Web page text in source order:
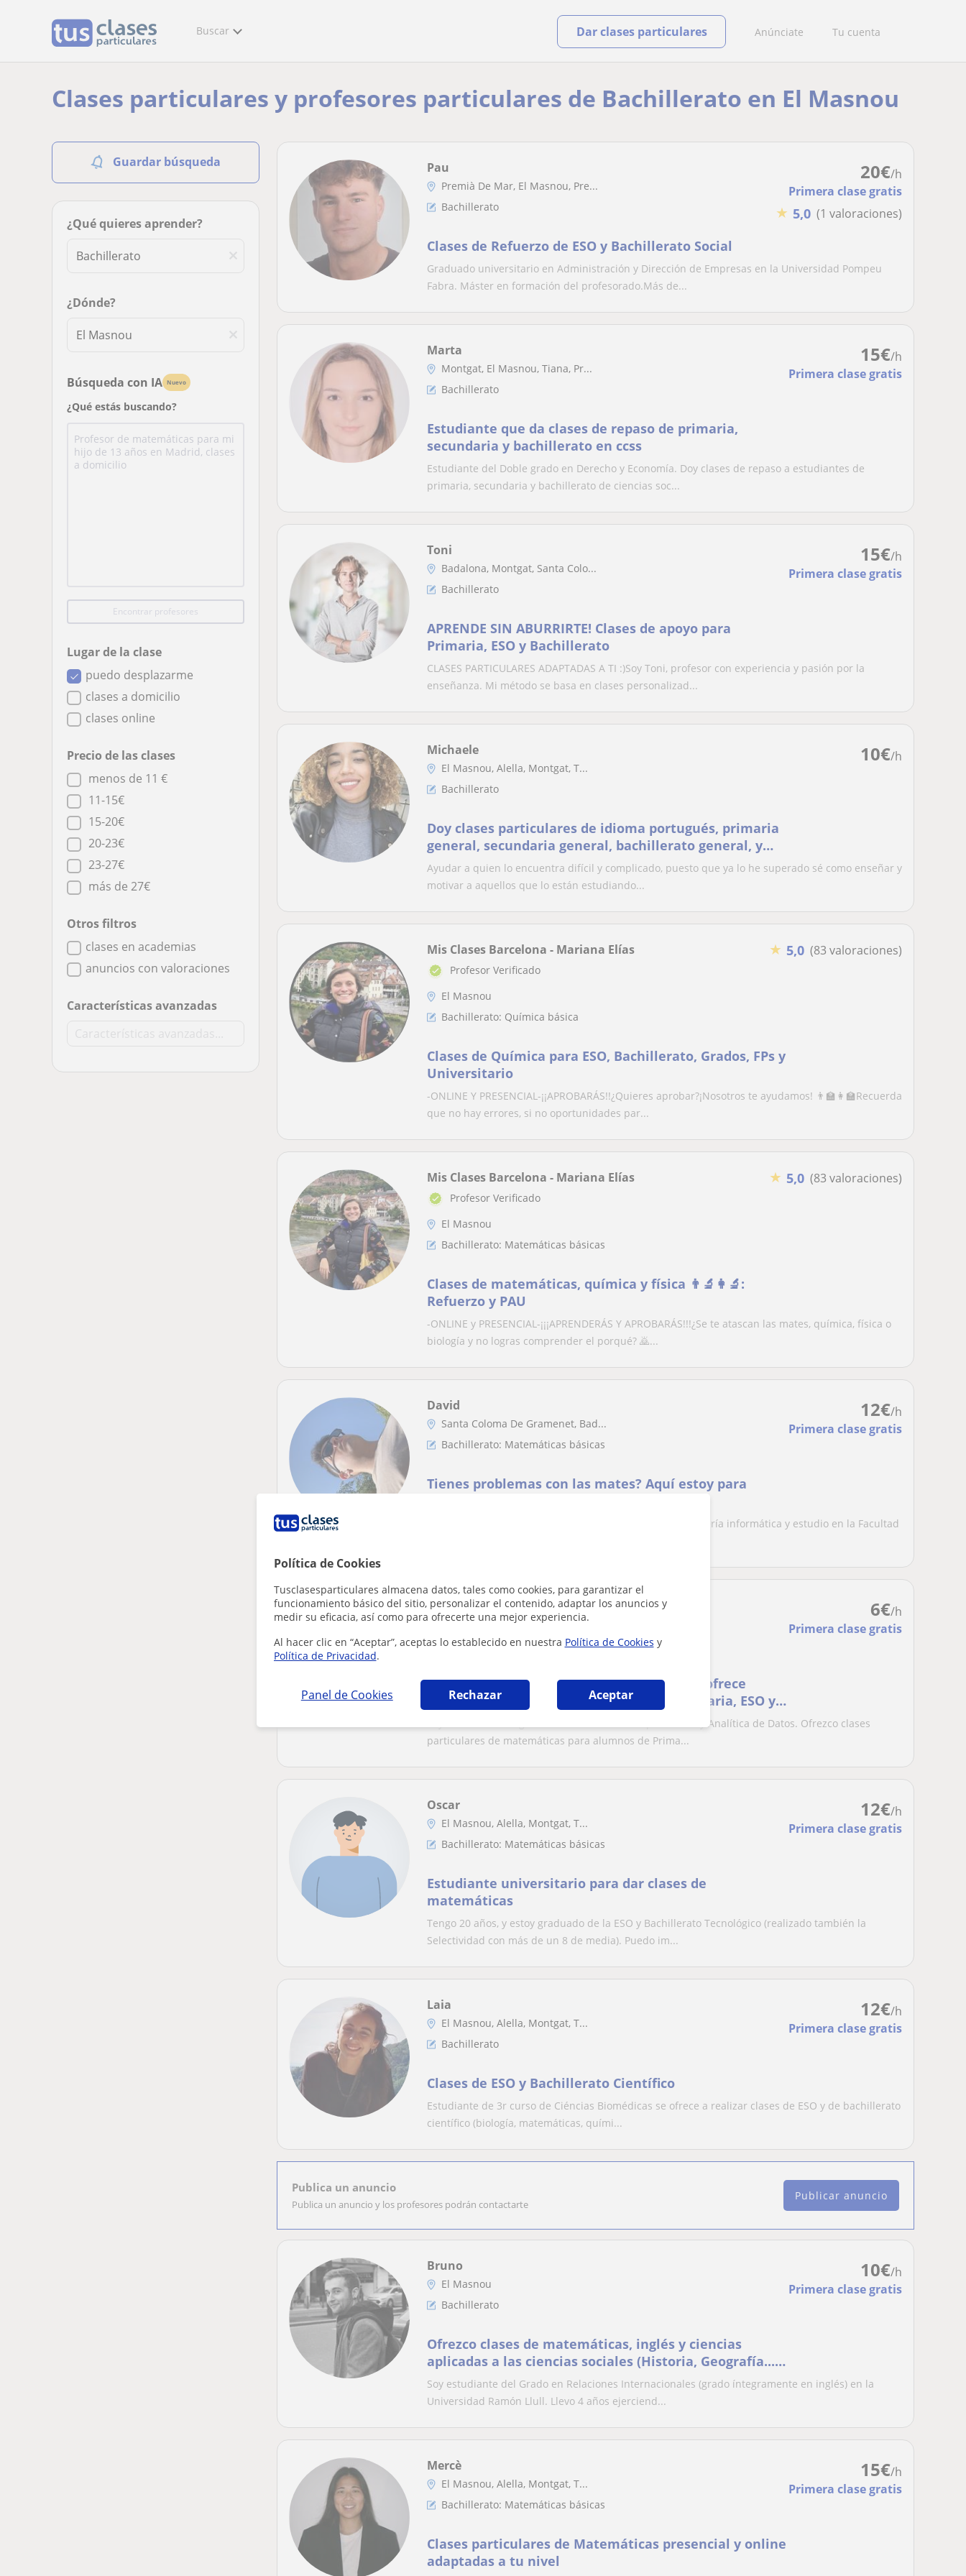
Política de Cookies
Tusclasesparticulares almacena datos, tales como cookies, para garantizar el
funcionamiento básico del sitio, personalizar el contenido, adaptar los anuncios y
medir su eficacia, así como para ofrecerte una mejor experiencia.
Al hacer clic en “Aceptar”, aceptas lo establecido en nuestra Política de Cookies y
Política de Privacidad.
Panel de Cookies Rechazar Aceptar
Buscar Anúnciate Tu cuenta
Dar clases particulares
Clases particulares y profesores particulares de Bachillerato en El Masnou
Guardar búsqueda
¿Qué quieres aprender?
¿Dónde?
Búsqueda con IA Nuevo
¿Qué estás buscando?
Encontrar profesores
Lugar de la clase
puedo desplazarme
clases a domicilio
clases online
Precio de las clases
menos de 11 €
11-15€
15-20€
20-23€
23-27€
más de 27€
Otros filtros
clases en academias
anuncios con valoraciones
Características avanzadas
20€/h
Primera clase gratis
★ 5,0 (1 valoraciones)
Pau
Premià De Mar, El Masnou, Pre...
Bachillerato
Clases de Refuerzo de ESO y Bachillerato Social
Graduado universitario en Administración y Dirección de Empresas en la Universidad Pompeu
Fabra. Máster en formación del profesorado.Más de...
15€/h
Primera clase gratis
Marta
Montgat, El Masnou, Tiana, Pr...
Bachillerato
Estudiante que da clases de repaso de primaria,
secundaria y bachillerato en ccss
Estudiante del Doble grado en Derecho y Economía. Doy clases de repaso a estudiantes de
primaria, secundaria y bachillerato de ciencias soc...
15€/h
Primera clase gratis
Toni
Badalona, Montgat, Santa Colo...
Bachillerato
APRENDE SIN ABURRIRTE! Clases de apoyo para
Primaria, ESO y Bachillerato
CLASES PARTICULARES ADAPTADAS A TI :)Soy Toni, profesor con experiencia y pasión por la
enseñanza. Mi método se basa en clases personalizad...
10€/h
Michaele
El Masnou, Alella, Montgat, T...
Bachillerato
Doy clases particulares de idioma portugués, primaria
general, secundaria general, bachillerato general, y
también acceso a la universidad
Ayudar a quien lo encuentra difícil y complicado, puesto que ya lo he superado sé como enseñar y
motivar a aquellos que lo están estudiando...
★ 5,0 (83 valoraciones)
Mis Clases Barcelona - Mariana Elías
Profesor Verificado
El Masnou
Bachillerato: Química básica
Clases de Química para ESO, Bachillerato, Grados, FPs y
Universitario
-ONLINE Y PRESENCIAL-¡¡APROBARÁS!!¿Quieres aprobar?​​¡Nosotros te ayudamos! 👨‍🏫​👩‍🏫Recuerda
que no hay errores, si no oportunidades par...
★ 5,0 (83 valoraciones)
Mis Clases Barcelona - Mariana Elías
Profesor Verificado
El Masnou
Bachillerato: Matemáticas básicas
Clases de matemáticas, química y física 👨‍🔬​👩‍🔬​:
Refuerzo y PAU
-ONLINE y PRESENCIAL-¡¡¡APRENDERÁS Y APROBARÁS!!!¿Se te atascan las mates, química, física o
biología y no logras comprender el porqué? ​🙇...
12€/h
Primera clase gratis
David
Santa Coloma De Gramenet, Bad...
Bachillerato: Matemáticas básicas
Tienes problemas con las mates? Aquí estoy para
Hola, soy David. Soy estudiante de segundo año de ingeniería informática y estudio en la Facultad
6€/h
Primera clase gratis
Gerard
Montgat
Bachillerato: Matemáticas básicas, Análisis numérico
Estudiante de Matemática Computacional ofrece
clases dinámicas de apoyo y refuerzo (Primaria, ESO y
Soy estudiante del grado en Matemática Computacional y Analítica de Datos. Ofrezco clases
particulares de matemáticas para alumnos de Prima...
12€/h
Primera clase gratis
Oscar
El Masnou, Alella, Montgat, T...
Bachillerato: Matemáticas básicas
Estudiante universitario para dar clases de
matemáticas
Tengo 20 años, y estoy graduado de la ESO y Bachillerato Tecnológico (realizado también la
Selectividad con más de un 8 de media). Puedo im...
12€/h
Primera clase gratis
Laia
El Masnou, Alella, Montgat, T...
Bachillerato
Clases de ESO y Bachillerato Científico
Estudiante de 3r curso de Ciéncias Biomédicas se ofrece a realizar clases de ESO y de bachillerato
científico (biología, matemáticas, quími...
Publica un anuncio
Publica un anuncio y los profesores podrán contactarte
Publicar anuncio
10€/h
Primera clase gratis
Bruno
El Masnou
Bachillerato
Ofrezco clases de matemáticas, inglés y ciencias
aplicadas a las ciencias sociales (Historia, Geografía...)
con nivel hasta 2o de Bachillerato. Experiencia con
niños de primaria y secundaria en múltiples ocasiones.
Nivel de inglés alto (C1) y con fluencia
Soy estudiante del Grado en Relaciones Internacionales (grado íntegramente en inglés) en la
Universidad Ramón Llull. Llevo 4 años ejerciend...
15€/h
Primera clase gratis
Mercè
El Masnou, Alella, Montgat, T...
Bachillerato: Matemáticas básicas
Clases particulares de Matemáticas presencial y online
adaptadas a tu nivel